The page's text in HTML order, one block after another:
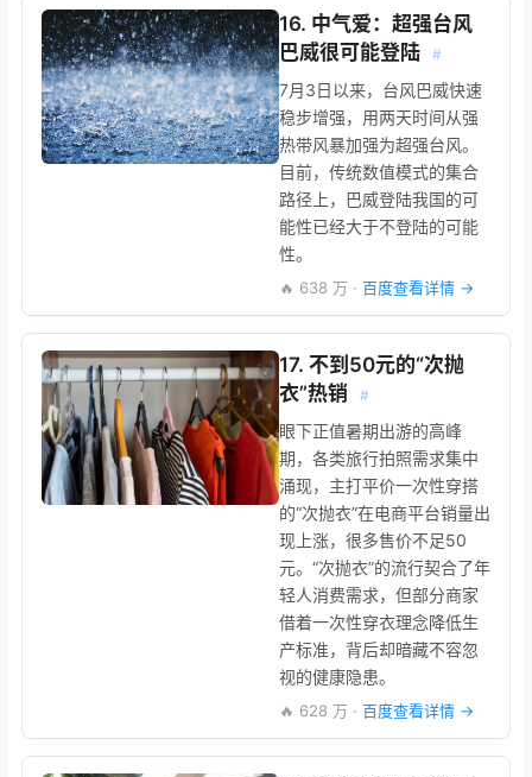
16. 中气爱：超强台风
巴威很可能登陆
#
7月3日以来，台风巴威快速
稳步增强，用两天时间从强
热带风暴加强为超强台风。
目前，传统数值模式的集合
路径上，巴威登陆我国的可
能性已经大于不登陆的可能
性。
🔥 638 万 · 百度查看详情 →
17. 不到50元的“次抛
衣”热销
#
眼下正值暑期出游的高峰
期，各类旅行拍照需求集中
涌现，主打平价一次性穿搭
的“次抛衣”在电商平台销量出
现上涨，很多售价不足50
元。“次抛衣”的流行契合了年
轻人消费需求，但部分商家
借着一次性穿衣理念降低生
产标准，背后却暗藏不容忽
视的健康隐患。
🔥 628 万 · 百度查看详情 →